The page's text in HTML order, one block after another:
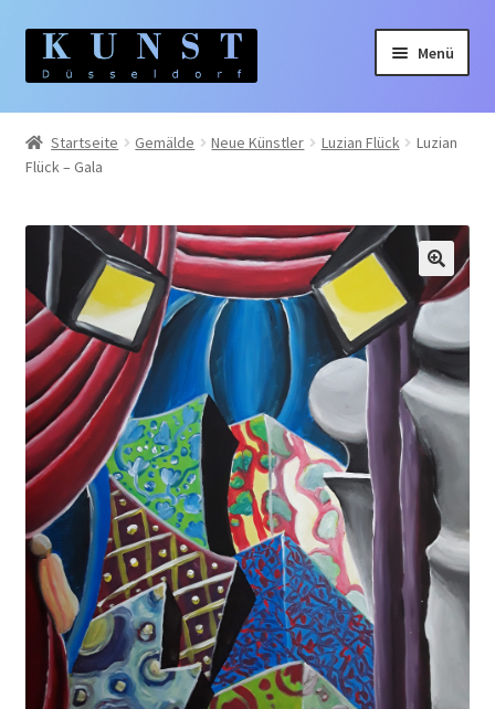
Zur
Navigation
Zum
Inhalt
Menü
Home
Gemälde
Künstler:innen
Themen
Startseite Gemälde Neue Künstler Luzian Flück
Luzian
Flück – Gala